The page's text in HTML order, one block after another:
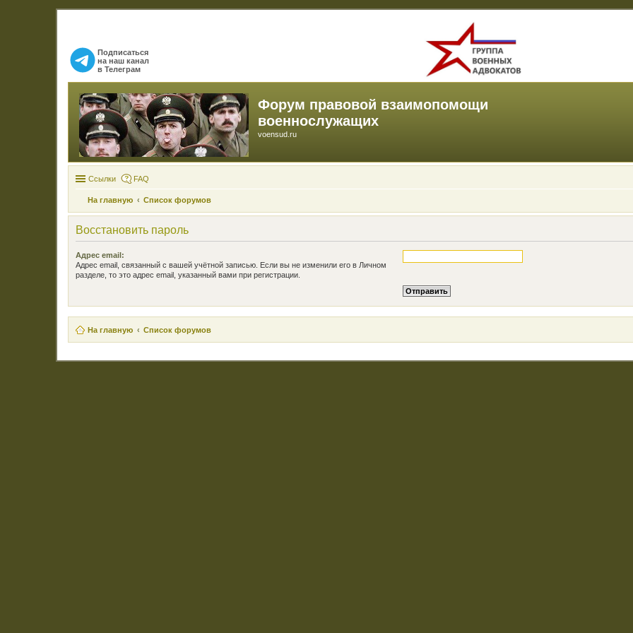
Подписаться
на наш канал
в Телеграм
Форум правовой взаимопомощи
военнослужащих
voensud.ru
Ссылки FAQ
На главную Список форумов
Восстановить пароль
Адрес email:
Адрес email, связанный с вашей учётной записью. Если вы не изменили его в Личном
разделе, то это адрес email, указанный вами при регистрации.
На главную Список форумов